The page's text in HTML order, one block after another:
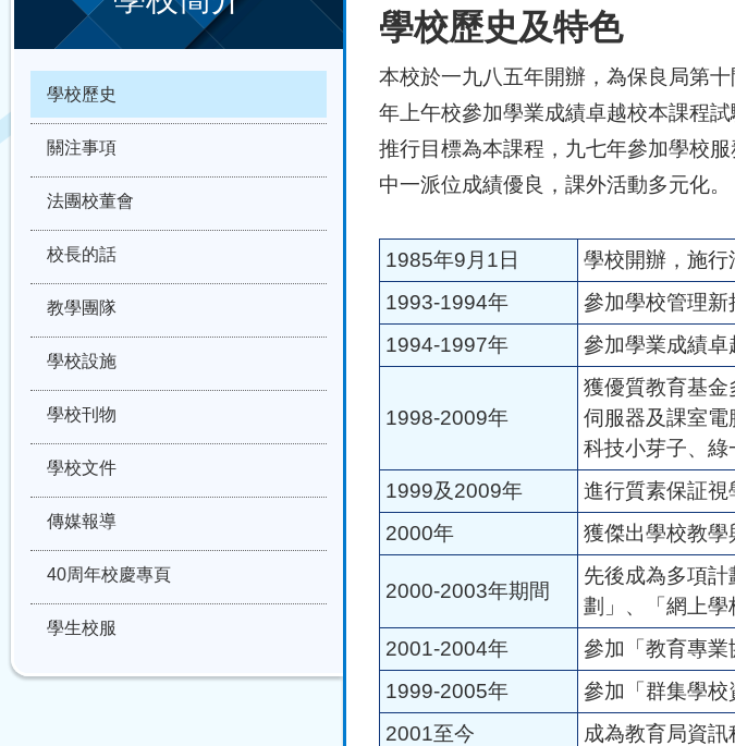
學校歷史及特色
本校於一九八五年開辦，為保良局第
年上午校參加學業成績卓越校本課程
推行目標為本課程，九七年參加學校
中一派位成績優良，課外活動多元化。
1985年9月1日
學校開辦，施行
1993-1994年
參加學校管理新
1994-1997年
參加學業成績卓
1998-2009年
獲優質教育基
伺服器及課室
科技小芽子、
1999及2009年
進行質素保証視
2000年
獲傑出學校教學
2000-2003年期間
先後成為多項
劃」、「網上學
2001-2004年
參加「教育專業
1999-2005年
參加「群集學校
2001至今
成為教育局資訊
學校歷史
關注事項
法團校董會
校長的話
教學團隊
學校設施
學校刊物
學校文件
傳媒報導
40周年校慶專頁
學生校服